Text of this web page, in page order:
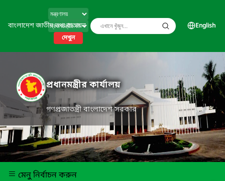
বাংলাদেশ জাতীয় তথ্য বাতায়ন
দেখুন
English
প্রধানমন্ত্রীর কার্যালয়
গণপ্রজাতন্ত্রী বাংলাদেশ সরকার
মেনু নির্বাচন করুন